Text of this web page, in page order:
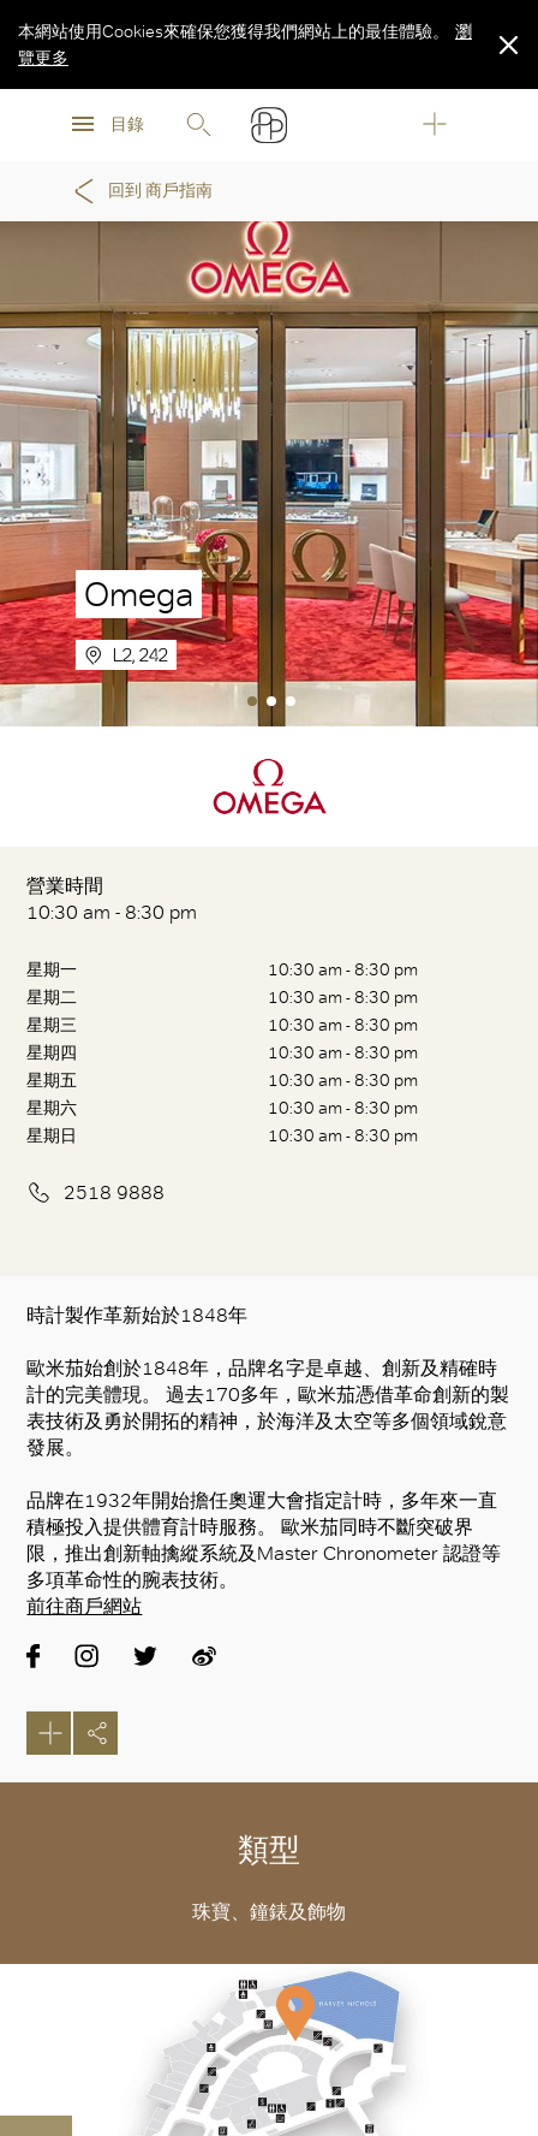
瀏
目錄
本網站使用Cookies來確保您獲得我們網站上的最佳體驗。
瀏
覽更多
回到 商戶指南
Omega
L2, 242
營業時間
10:30 am - 8:30 pm
星期一
10:30 am - 8:30 pm
星期二
10:30 am - 8:30 pm
星期三
10:30 am - 8:30 pm
星期四
10:30 am - 8:30 pm
星期五
10:30 am - 8:30 pm
星期六
10:30 am - 8:30 pm
星期日
10:30 am - 8:30 pm
2518 9888
時計製作革新始於1848年
歐米茄始創於1848年，品牌名字是卓越、創新及精確時
計的完美體現。 過去170多年，歐米茄憑借革命創新的製
表技術及勇於開拓的精神，於海洋及太空等多個領域銳意
發展。
品牌在1932年開始擔任奧運大會指定計時，多年來一直
積極投入提供體育計時服務。 歐米茄同時不斷突破界
限，推出創新軸擒縱系統及Master Chronometer 認證等
多項革命性的腕表技術。
前往商戶網站
類型
珠寶、鐘錶及飾物
好